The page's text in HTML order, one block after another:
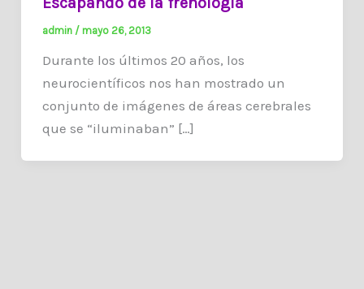
admin / mayo 26, 2013
Durante los últimos 20 años, los
neurocientíficos nos han mostrado un
conjunto de imágenes de áreas cerebrales
que se “iluminaban” […]